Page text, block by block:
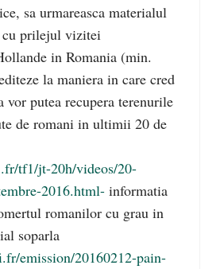
sa urmareasca materialul
prilejul vizitei
in Romania (min.
la maniera in care cred
putea recupera terenurile
de romani in ultimii 20 de
tf1/jt-20h/videos/20-
2016.html- informatia
romanilor cu grau in
soparla
emission/20160212-pain-